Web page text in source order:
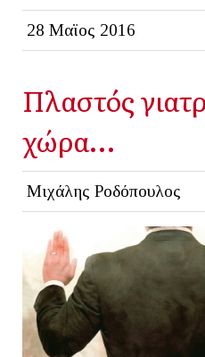
28 Μαϊος 2016
Πλαστός
χώρα…
Μιχάλης Ροδόπουλος